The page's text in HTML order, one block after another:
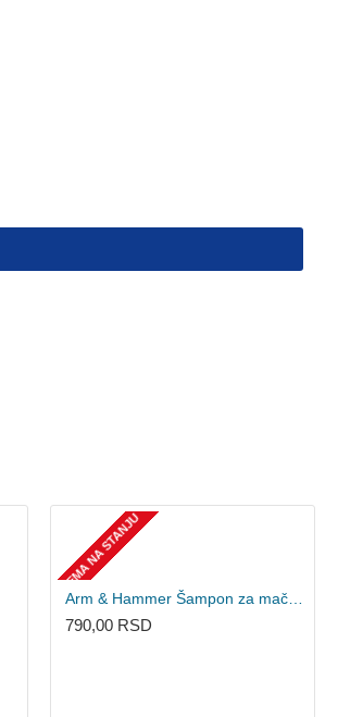
NEMA NA STANJU
Arm & Hammer Šampon za mačke protiv peruta i neprijatnih mirisa - Lavanda i kamilica 591ml
790,00 RSD